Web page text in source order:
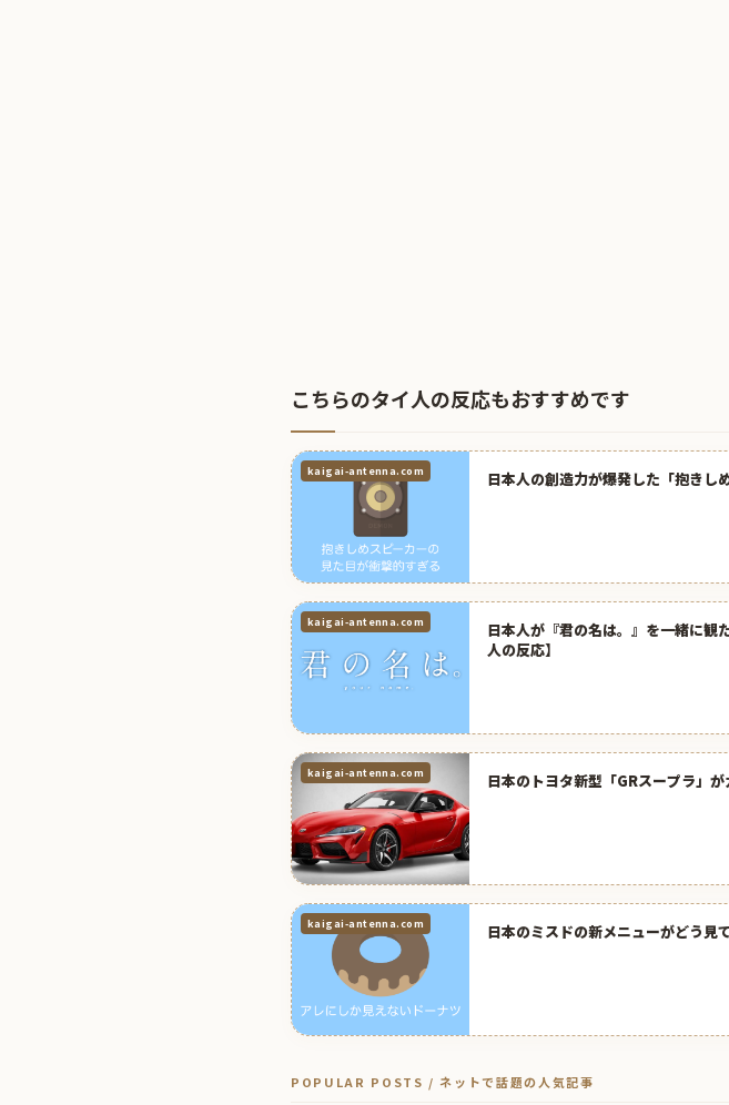
こちらのタイ人の反応もおすすめです
kaigai-antenna.com 日本人の創造力が爆発した「抱きし
kaigai-antenna.com
日本人が『君の名は。』を一緒に観
人の反応】
kaigai-antenna.com 日本のトヨタ新型「GRスープラ」が
kaigai-antenna.com 日本のミスドの新メニューがどう見
POPULAR POSTS / ネットで話題の人気記事